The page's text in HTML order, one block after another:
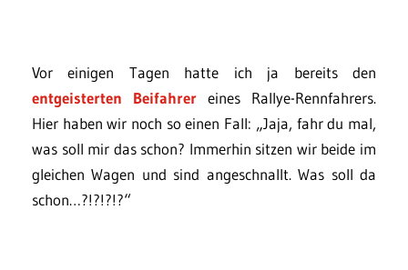
Vor einigen Tagen hatte ich ja bereits den
entgeisterten Beifahrer eines Rallye-Rennfahrers.
Hier haben wir noch so einen Fall: „Jaja, fahr du mal,
was soll mir das schon? Immerhin sitzen wir beide im
gleichen Wagen und sind angeschnallt. Was soll da
schon…?!?!?!?“